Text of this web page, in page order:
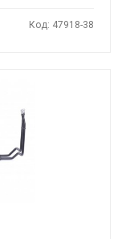
Код: 47918-38